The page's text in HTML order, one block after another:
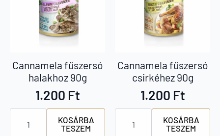
Cannamela fűszersó
halakhoz 90g
1.200 Ft
Cannamela
fűszersó
halakhoz
KOSÁRBA
TESZEM
Cannamela fűszersó
csirkéhez 90g
1.200 Ft
Cannamela
fűszersó
csirkéhez
KOSÁRBA
TESZEM